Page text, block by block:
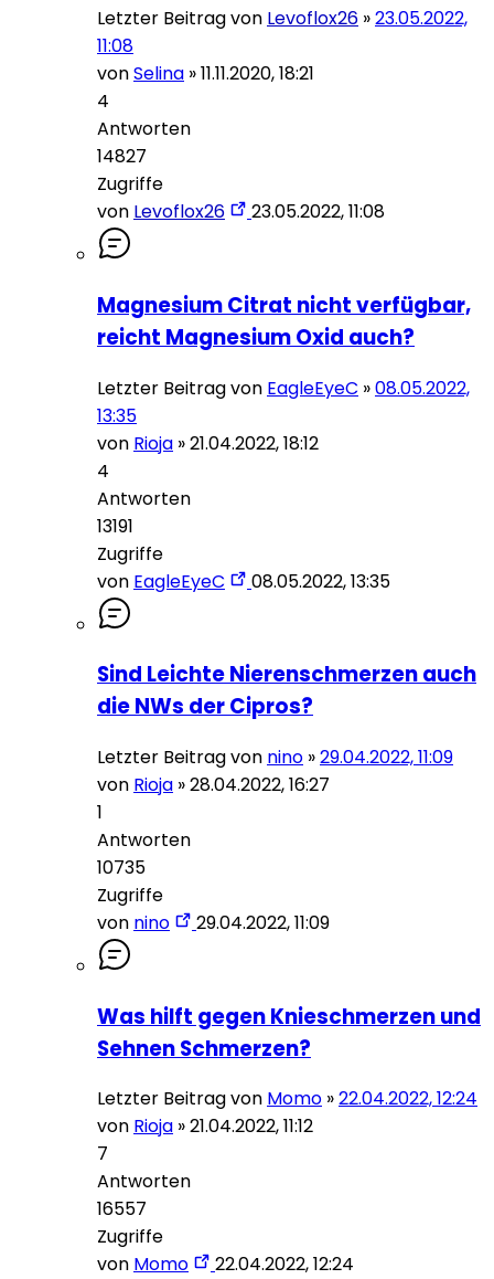
Letzter Beitrag von Levoflox26 »23.05.2022,
11:08
vonSelina »11.11.2020, 18:21
4
Antworten
14827
Zugriffe
von Levoflox26 23.05.2022, 11:08
Magnesium Citrat nicht verfügbar,
reicht Magnesium Oxid auch?
Letzter Beitrag von EagleEyeC »08.05.2022,
13:35
von Rioja »21.04.2022, 18:12
4
Antworten
13191
Zugriffe
von EagleEyeC 08.05.2022, 13:35
Sind Leichte Nierenschmerzen auch
die NWs der Cipros?
Letzter Beitrag von nino »29.04.2022, 11:09
von Rioja »28.04.2022, 16:27
1
Antworten
10735
Zugriffe
von nino 29.04.2022, 11:09
Was hilft gegen Knieschmerzen und
Sehnen Schmerzen?
Letzter Beitrag von Momo »22.04.2022, 12:24
von Rioja »21.04.2022, 11:12
7
Antworten
16557
Zugriffe
von Momo 22.04.2022, 12:24